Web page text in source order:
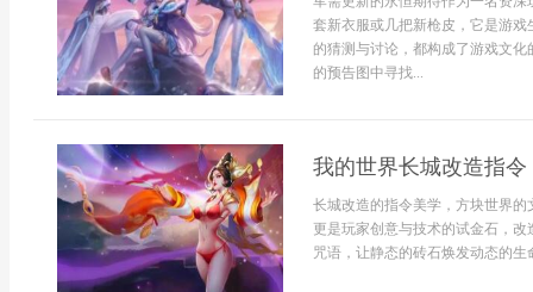
套新衣服或几把新枪皮，它是游
的猜测与讨论，都构成了游戏文
的预告图中寻找...
我的世界长城改造指
长城改造的指令美学，方块世界
更是玩家创意与技术的试金石，
咒语，让静态的砖石焕发动态的